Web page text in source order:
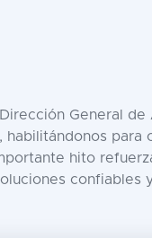
General de
habilitándonos para
hito
confiables